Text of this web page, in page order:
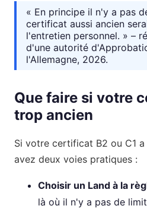
« En principe il n'y a pas
certificat aussi ancien
l'entretien personnel. » –
d'une autorité
l'Allemagne, 2026.
Que faire si votre
trop ancien
Si votre certificat B2 ou C1
avez deux voies pratiques :
Choisir un Land à la
là où il n'y a pas de